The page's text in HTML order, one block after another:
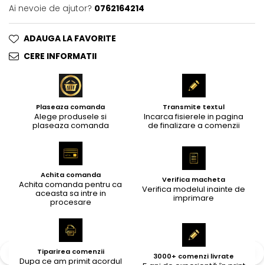
Ai nevoie de ajutor? 0762164214
ADAUGA LA FAVORITE
CERE INFORMATII
Plaseaza comanda
Alege produsele si
plaseaza comanda
Transmite textul
Incarca fisierele in pagina
de finalizare a comenzii
Achita comanda
Achita comanda pentru ca
aceasta sa intre in
procesare
Verifica macheta
Verifica modelul inainte de
imprimare
Tiparirea comenzii
Dupa ce am primit acordul 3000+ comenzi livrate